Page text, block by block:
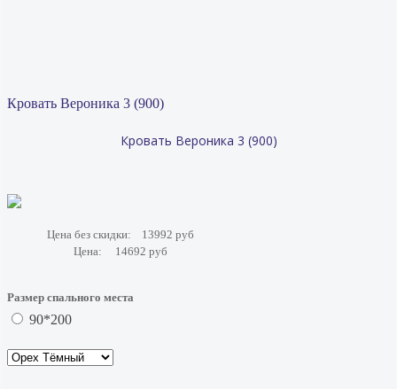
Кровать Вероника 3 (900)
Кровать Вероника 3 (900)
Цена без скидки:
13992 руб
Цена:
14692 руб
Размер спального места
90*200